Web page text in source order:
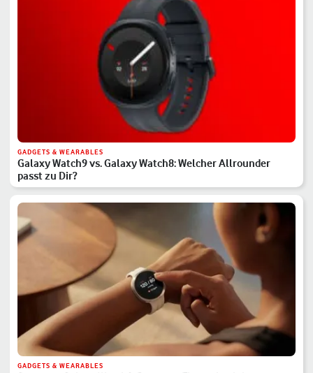
GADGETS & WEARABLES
Galaxy Watch9 vs. Galaxy Watch8: Welcher Allrounder
passt zu Dir?
GADGETS & WEARABLES